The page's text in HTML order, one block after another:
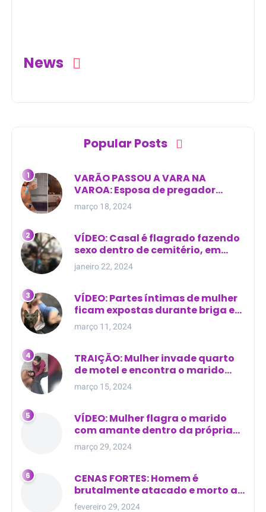
News
Popular Posts
VARÃO PASSOU A VARA NA
VAROA: Esposa de pregador
evangélico descobre
relacionamento extra-conjugal
março 18, 2024
VÍDEO: Casal é flagrado fazendo
sexo dentro de cemitério, em
cima de túmulo no Maranhão
janeiro 22, 2024
VÍDEO: Partes íntimas de mulher
ficam expostas durante briga em
Manaus
março 11, 2024
TRAIÇÃO: Mulher invade quarto
de motel e encontra o marido
com outra na cama
março 15, 2024
VÍDEO: Mulher flagra o marido
com amante dentro da própria
residência
março 29, 2024
CENAS FORTES: Homem é
brutalmente atacado e morto a
golpes de facão em joão lisboa
fevereiro 29, 2024